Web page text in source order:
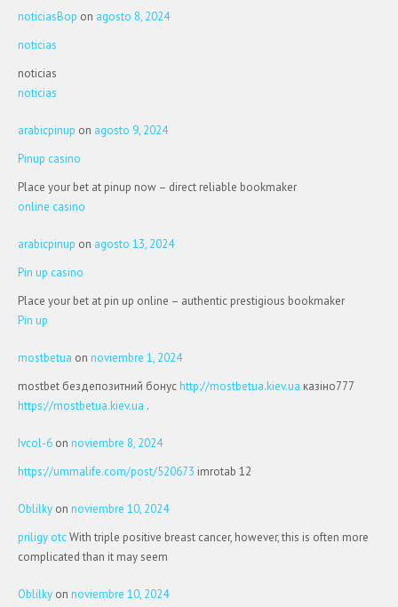
noticiasBop on agosto 8, 2024
noticias
noticias
noticias
arabicpinup on agosto 9, 2024
Pinup casino
Place your bet at pinup now – direct reliable bookmaker
online casino
arabicpinup on agosto 13, 2024
Pin up casino
Place your bet at pin up online – authentic prestigious bookmaker
Pin up
mostbetua on noviembre 1, 2024
mostbet бездепозитний бонусhttp://mostbetua.kiev.ua казіно777
https://mostbetua.kiev.ua .
Ivcol-6 on noviembre 8, 2024
https://ummalife.com/post/520673 imrotab 12
Oblilky on noviembre 10, 2024
priligy otcWith triple positive breast cancer, however, this is often more
complicated than it may seem
Oblilky on noviembre 10, 2024